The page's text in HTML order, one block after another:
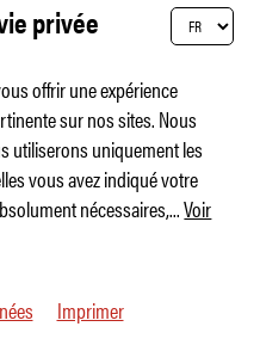
rapide
privée
offrir une expérience
sur nos sites. Nous
utiliserons uniquement les
vous avez indiqué votre
nécessaires,...Voir
Imprimer